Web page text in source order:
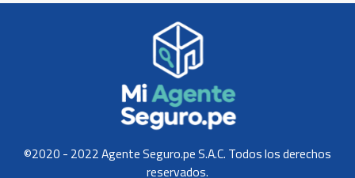
©2020 - 2022 Agente Seguro.pe S.A.C. Todos los derechos
reservados.